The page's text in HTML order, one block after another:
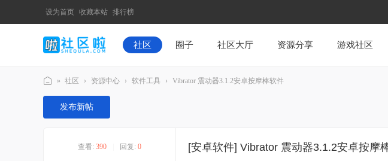
设为首页 收藏本站 排行榜
社区 圈子 社区大厅 资源分享 游戏社区
社
区
» 社区 › 资源中心 › 软件工具 › Vibrator 震⁡动器3.1.2安卓按摩⁡棒软件
发布新帖
查看: 390 回复: 0 [安卓软件] Vibrator 震⁡动器3.1.2安卓按摩⁡